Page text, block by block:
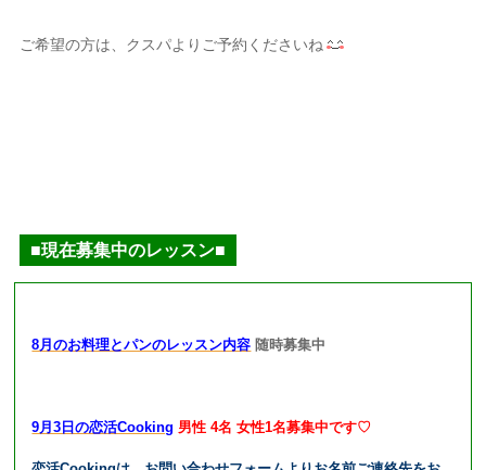
ご希望の方は、クスパよりご予約くださいね
■現在募集中のレッスン■
8月のお料理とパンのレッスン内容 随時募集中
9月3日の恋活Cooking 男性 4名 女性1名募集中です♡